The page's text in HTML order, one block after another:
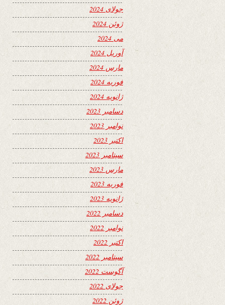
جولای 2024
ژوئن 2024
می 2024
آوریل 2024
مارس 2024
فوریه 2024
ژانویه 2024
دسامبر 2023
نوامبر 2023
اکتبر 2023
سپتامبر 2023
مارس 2023
فوریه 2023
ژانویه 2023
دسامبر 2022
نوامبر 2022
اکتبر 2022
سپتامبر 2022
آگوست 2022
جولای 2022
ژوئن 2022